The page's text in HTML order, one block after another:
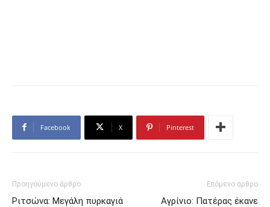
Facebook X Pinterest
Προηγούμενο άρθρο
Ριτσώνα: Μεγάλη πυρκαγιά
Επόμενο άρθρο
Αγρίνιο: Πατέρας έκανε